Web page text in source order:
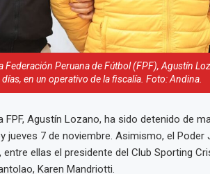
Federación Peruana de Fútbol (FPF), Agustín
en un operativo de la fiscalía. Foto: Andina.
FPF, Agustín Lozano, ha sido detenido de
jueves 7 de noviembre. Asimismo, el
ellas el presidente del Club Sporting
Karen Mandriotti.